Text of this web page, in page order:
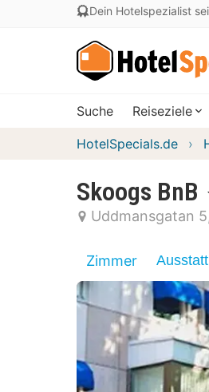
Dein Hotelspezialist
Suche Reiseziele
HotelSpecials.de
Skoogs BnB
Uddmansgatan 5
Zimmer